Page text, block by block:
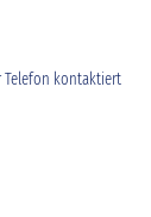
Telefon kontaktiert